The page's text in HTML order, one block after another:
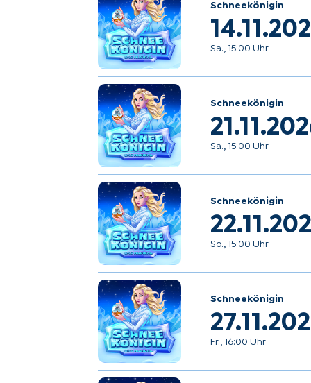
Schneekönigin
Sa., 15:00 Uhr
Schneekönigin
Sa., 15:00 Uhr
Schneekönigin
So., 15:00 Uhr
Schneekönigin
Fr., 16:00 Uhr